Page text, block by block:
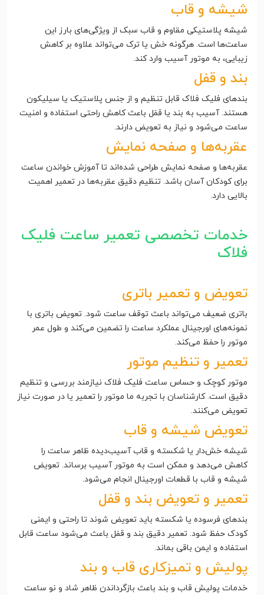
شیشه و قاب
شیشه پلاستیکی مقاوم و قاب سبک از ویژگی‌های بارز این
ساعت‌ها است. هرگونه خش یا ترک می‌تواند علاوه بر کاهش
زیبایی، به موتور آسیب وارد کند.
بند و قفل
بندهای فلیک فلاک قابل تنظیم و از جنس پلاستیک یا سیلیکون
هستند. آسیب به بند یا قفل باعث کاهش راحتی استفاده و امنیت
ساعت می‌شود و نیاز به تعویض دارند.
عقربه‌ها و صفحه نمایش
عقربه‌ها و صفحه نمایش طراحی شده‌اند تا آموزش خواندن ساعت
برای کودکان آسان باشد. تنظیم دقیق عقربه‌ها در تعمیر اهمیت
بالایی دارد.
خدمات تخصصی تعمیر ساعت فلیک
فلاک
تعویض و تعمیر باتری
باتری ضعیف می‌تواند باعث توقف ساعت شود. تعویض باتری با
نمونه‌های اورجینال عملکرد ساعت را تضمین می‌کند و طول عمر
موتور را حفظ می‌کند.
تعمیر و تنظیم موتور
موتور کوچک و حساس ساعت فلیک فلاک نیازمند بررسی و تنظیم
دقیق است. کارشناسان با تجربه ما موتور را تعمیر یا در صورت نیاز
تعویض می‌کنند.
تعویض شیشه و قاب
شیشه خش‌دار یا شکسته و قاب آسیب‌دیده ظاهر ساعت را
کاهش می‌دهد و ممکن است به موتور آسیب برساند. تعویض
شیشه و قاب با قطعات اورجینال انجام می‌شود.
تعمیر و تعویض بند و قفل
بندهای فرسوده یا شکسته باید تعویض شوند تا راحتی و ایمنی
کودک حفظ شود. تعمیر دقیق بند و قفل باعث می‌شود ساعت قابل
استفاده و ایمن باقی بماند.
پولیش و تمیزکاری قاب و بند
خدمات پولیش قاب و بند باعث بازگرداندن ظاهر شاد و نو ساعت